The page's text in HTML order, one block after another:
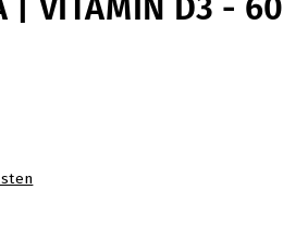
| VITAMIN D3 - 60